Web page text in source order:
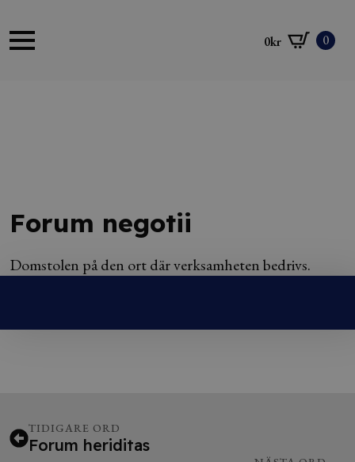
0kr 0
Forum negotii
Domstolen på den ort där verksamheten bedrivs.
TIDIGARE ORD
Forum heriditas